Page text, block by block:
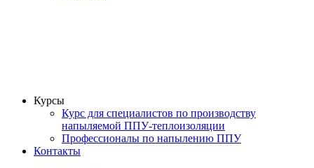
Курсы
Курс для специалистов по производству
напыляемой ППУ-теплоизоляции
Профессионалы по напылению ППУ
Контакты